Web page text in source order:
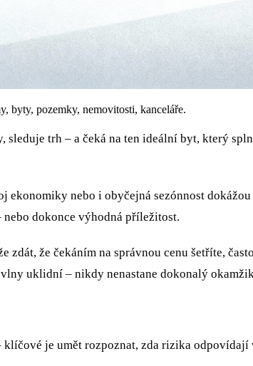
byty, pozemky, nemovitosti, kanceláře.
trh – a čeká na ten ideální byt, který
nebo i obyčejná sezónnost
dokonce výhodná příležitost.
že čekáním na správnou cenu šetříte,
uklidní – nikdy nenastane dokonalý
je umět rozpoznat, zda rizika odpovídají